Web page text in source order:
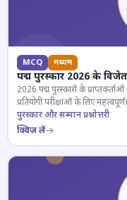
MCQ मध्यम
पद्म पुरस्कार 2026 के
2026 पद्म पुरस्कारों के
प्रतियोगी परीक्षाओं के लिए महत्वपूर्ण।
पुरस्कार और सम्मान प्रश्नोत्तरी
क्विज़ लें